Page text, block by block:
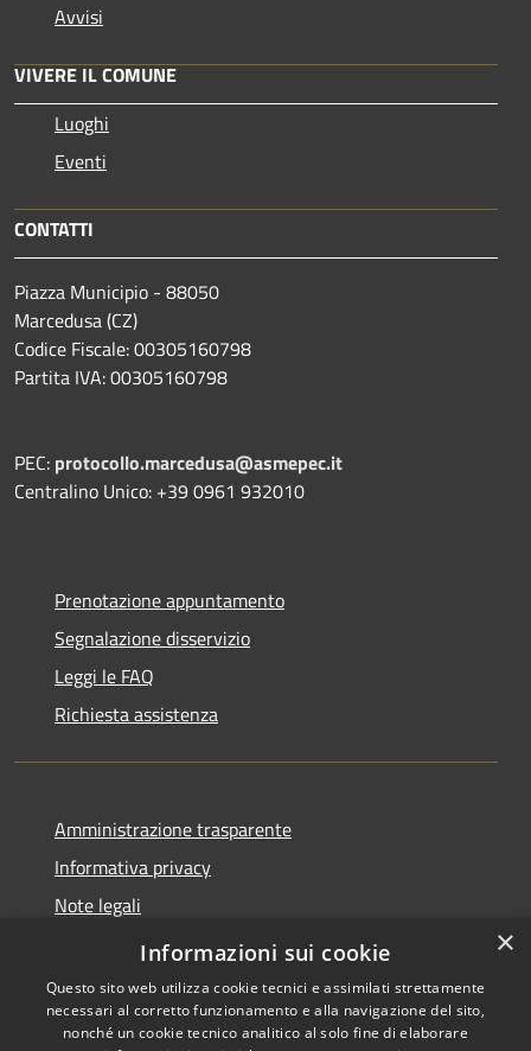
Avvisi
VIVERE IL COMUNE
Luoghi
Eventi
CONTATTI
Piazza Municipio - 88050
Marcedusa (CZ)
Codice Fiscale: 00305160798
Partita IVA: 00305160798
PEC: protocollo.marcedusa@asmepec.it
Centralino Unico: +39 0961 932010
Prenotazione appuntamento
Segnalazione disservizio
Leggi le FAQ
Richiesta assistenza
Amministrazione trasparente
Informativa privacy
Note legali
Dichiarazione di accessibilità
×
Informazioni sui cookie
Questo sito web utilizza cookie tecnici e assimilati strettamente
necessari al corretto funzionamento e alla navigazione del sito,
nonché un cookie tecnico analitico al solo fine di elaborare